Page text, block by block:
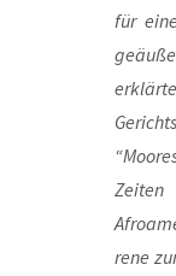
für
re­ne